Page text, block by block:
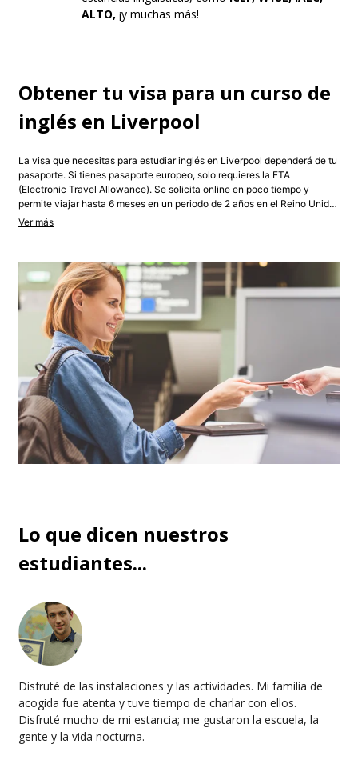
ALTO, ¡y muchas más!
Obtener tu visa para un curso de
inglés en Liverpool
La visa que necesitas para estudiar inglés en Liverpool dependerá de tu
pasaporte. Si tienes pasaporte europeo, solo requieres la ETA
(Electronic Travel Allowance). Se solicita online en poco tiempo y
permite viajar hasta 6 meses en un periodo de 2 años en el Reino Unido.
Para estancias más largas, puede hacer falta un visado de estudiante o
matrícula y fondos. Contacta con nosotros para recibir asesoramiento
personalizado según tu situación.
Lo que dicen nuestros
estudiantes...
Disfruté de las instalaciones y las actividades. Mi familia de
acogida fue atenta y tuve tiempo de charlar con ellos.
Disfruté mucho de mi estancia; me gustaron la escuela, la
gente y la vida nocturna.